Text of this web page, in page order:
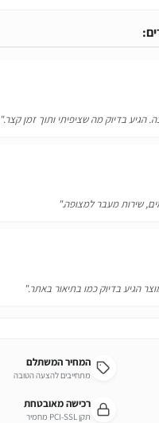
הגיע בדיוק מה שציפיתי ותוך זמן קצר."
שירות מעבר למצופה."
הגיע בדיוק כמו בתיאור באתר."
המחיר המשתלם
מתחייבים להצעה הטובה
רכישה מאובטחת
תקן PCI-SSL מחמיר